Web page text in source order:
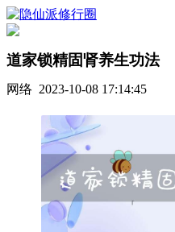
道家锁精固肾养生功法
网络 2023-10-08 17:14:45